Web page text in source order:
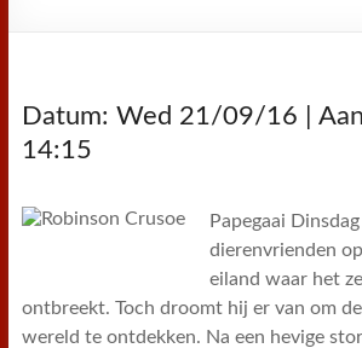
Datum: Wed 21/09/16 |
14:15
Papegaai
dierenvrienden
eiland waar het
ontbreekt. Toch droomt hij er van om
wereld te ontdekken. Na een hevige